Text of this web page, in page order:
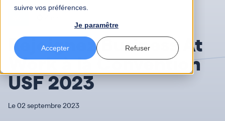
suivre vos préférences.
Je paramêtre
Accepter Refuser
Rejoignez Business At
Work à la Convention
USF 2023
Le 02 septembre 2023